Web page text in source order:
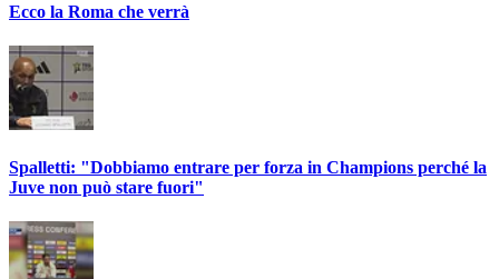
Ecco la Roma che verrà
Spalletti: "Dobbiamo entrare per forza in Champions perché la
Juve non può stare fuori"